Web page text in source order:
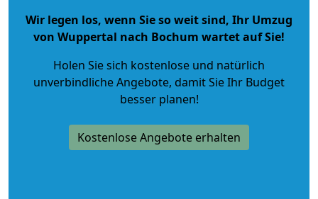
Wir legen los, wenn Sie so weit sind, Ihr Umzug
von Wuppertal nach Bochum wartet auf Sie!
Holen Sie sich kostenlose und natürlich
unverbindliche Angebote, damit Sie Ihr Budget
besser planen!
Kostenlose Angebote erhalten